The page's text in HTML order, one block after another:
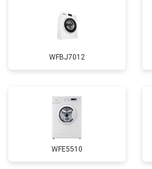
WFBJ7012
WFE5510